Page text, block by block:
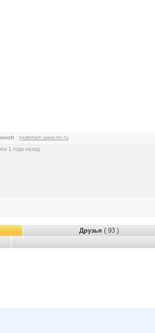
: multenish.www.nn.ru
1 года назад
Друзья ( 93 )